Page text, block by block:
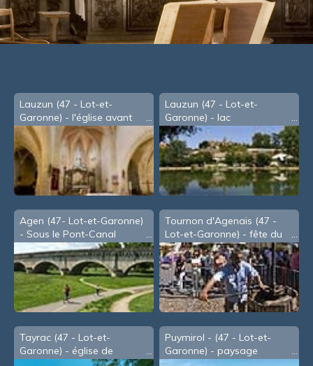
Lauzun (47 - Lot-et-
Garonne) - l'église avant
restauration
Lauzun (47 - Lot-et-
Garonne) - lac
Agen (47- Lot-et-Garonne)
- Sous le Pont-Canal
Tournon d'Agenais (47 -
Lot-et-Garonne) - fête du
Cidre, en Août
Tayrac (47 - Lot-et-
Garonne) - église de
Puymirol - (47 - Lot-et-
Garonne) - paysage